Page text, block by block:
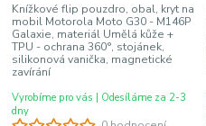
Knížkové flip pouzdro, obal, kryt na
mobil Motorola Moto G30 - M146P
Galaxie, materiál Umělá kůže +
TPU - ochrana 360°, stojánek,
silikonová vanička, magnetické
zavírání
Vyrobíme pro vás | Odesíláme za 2-3
dny